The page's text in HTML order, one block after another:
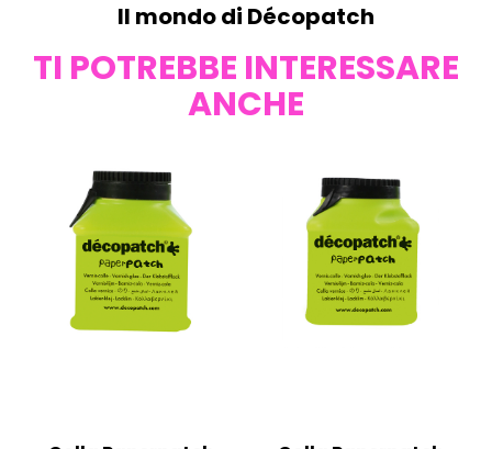
Il mondo di Décopatch
TI POTREBBE INTERESSARE
ANCHE